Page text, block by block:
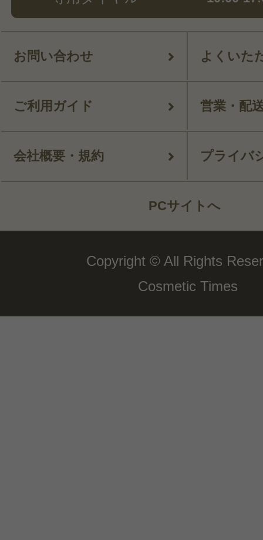
お問い合わせ よくいた
ご利用ガイド 営業・配
会社概要・規約 プライバ
PCサイトへ
Copyright © All Rights
Cosmetic Times